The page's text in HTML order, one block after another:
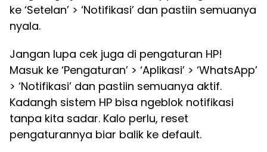
ke ‘Setelan’ > ‘Notifikasi’ dan pastiin semuanya
nyala.
Jangan lupa cek juga di pengaturan HP!
Masuk ke ‘Pengaturan’ > ‘Aplikasi’ > ‘WhatsApp’
> ‘Notifikasi’ dan pastiin semuanya aktif.
Kadangh sistem HP bisa ngeblok notifikasi
tanpa kita sadar. Kalo perlu, reset
pengaturannya biar balik ke default.